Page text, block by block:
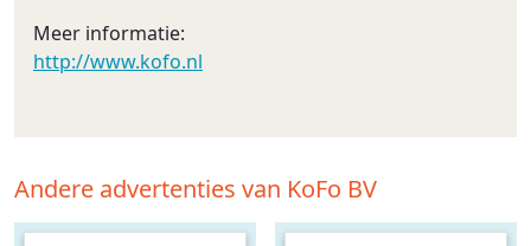
Meer informatie:
http://www.kofo.nl
Andere advertenties van KoFo BV